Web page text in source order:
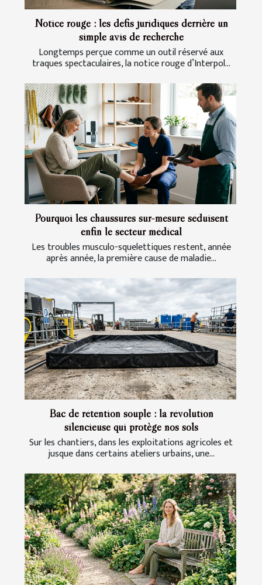
Notice rouge : les défis juridiques derrière un
simple avis de recherche
Longtemps perçue comme un outil réservé aux
traques spectaculaires, la notice rouge d’Interpol...
Pourquoi les chaussures sur-mesure séduisent
enfin le secteur médical
Les troubles musculo-squelettiques restent, année
après année, la première cause de maladie...
Bac de rétention souple : la révolution
silencieuse qui protège nos sols
Sur les chantiers, dans les exploitations agricoles et
jusque dans certains ateliers urbains, une...